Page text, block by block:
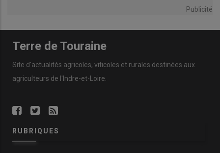
Publicité
Terre de Touraine
Site d'actualités agricoles, viticoles et rurales destinées aux
agriculteurs de l'Indre-et-Loire.
RUBRIQUES